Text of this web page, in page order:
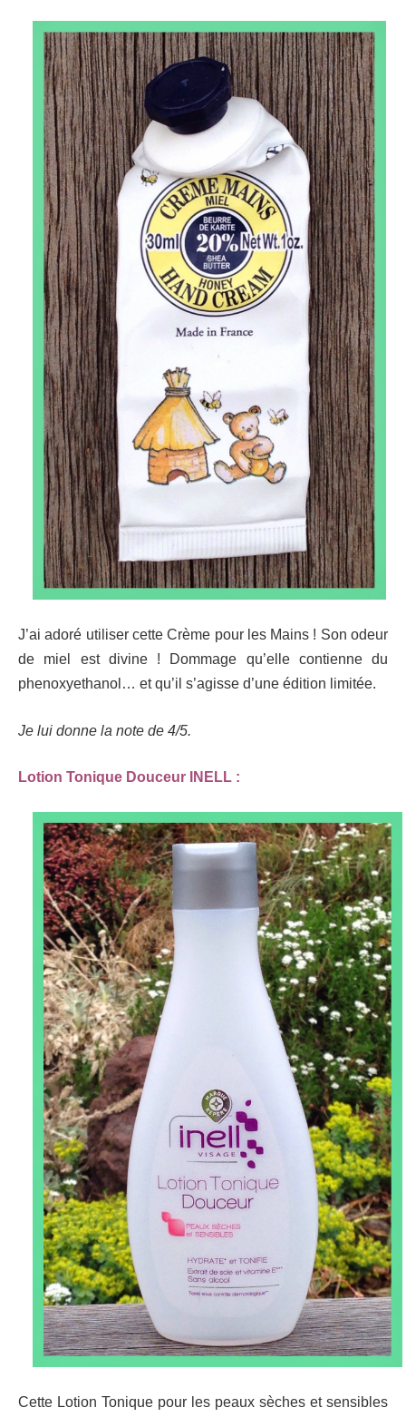
J’ai adoré utiliser cette Crème pour les Mains ! Son odeur
de miel est divine ! Dommage qu’elle contienne du
phenoxyethanol… et qu’il s’agisse d’une édition limitée.
Je lui donne la note de 4/5.
Lotion Tonique Douceur INELL :
Cette Lotion Tonique pour les peaux sèches et sensibles